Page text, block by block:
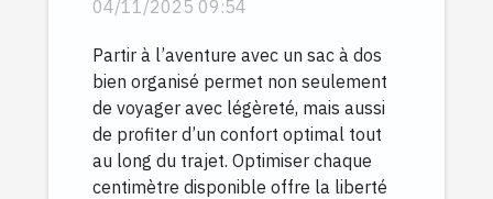
04/11/2025 09:54
Partir à l’aventure avec un sac à dos
bien organisé permet non seulement
de voyager avec légèreté, mais aussi
de profiter d’un confort optimal tout
au long du trajet. Optimiser chaque
centimètre disponible offre la liberté